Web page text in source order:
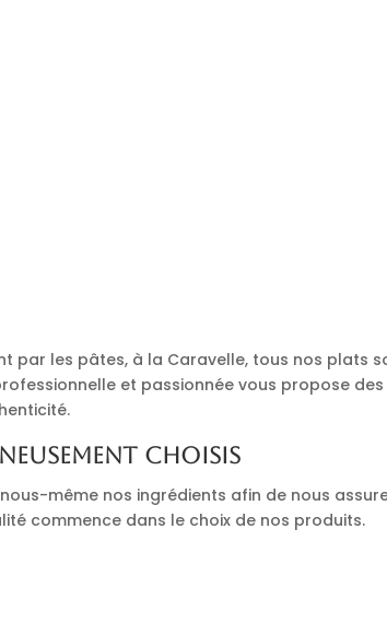
par les pâtes, à la Caravelle, tous nos plats
et passionnée vous propose
choisis
même nos ingrédients afin de nous
commence dans le choix de nos produits.